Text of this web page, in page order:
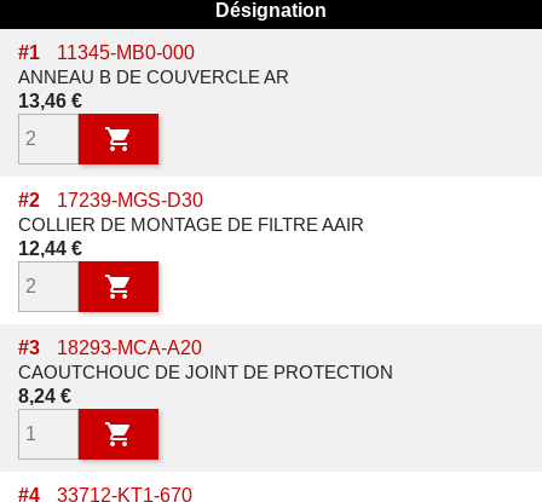
Désignation
#1
11345-MB0-000
ANNEAU B DE COUVERCLE AR
Prix
13,46 €

#2
17239-MGS-D30
COLLIER DE MONTAGE DE FILTRE AAIR
Prix
12,44 €

#3
18293-MCA-A20
CAOUTCHOUC DE JOINT DE PROTECTION
Prix
8,24 €

#4
33712-KT1-670